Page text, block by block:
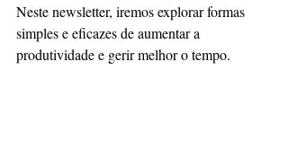
Neste newsletter, iremos explorar formas
simples e eficazes de aumentar a
produtividade e gerir melhor o tempo.